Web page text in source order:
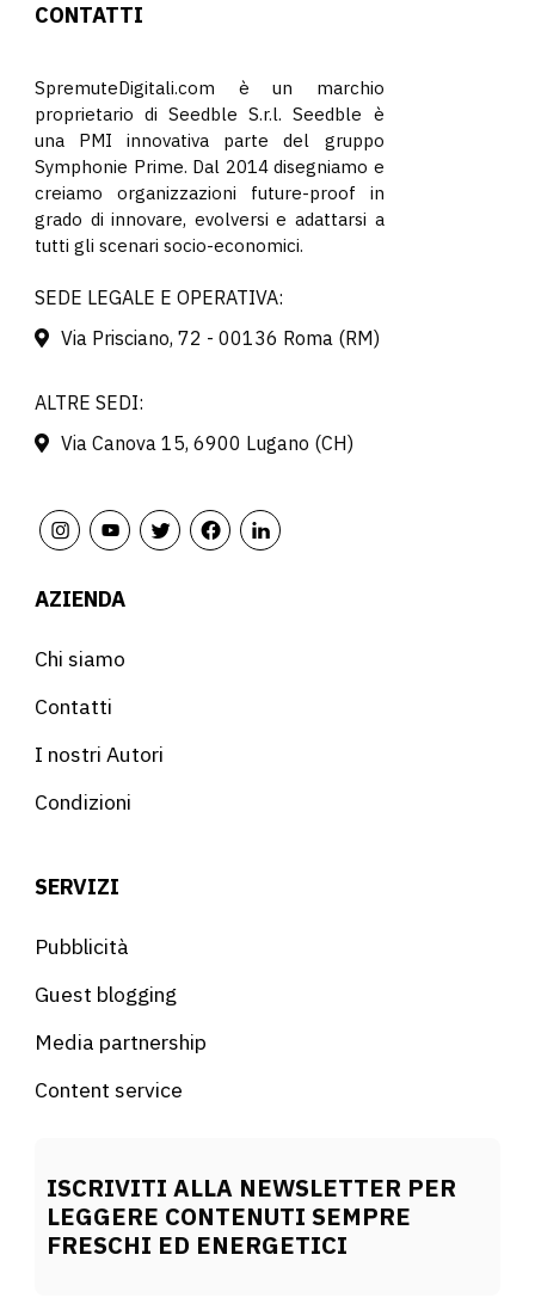
CONTATTI
SpremuteDigitali.com è un marchio
proprietario di Seedble S.r.l. Seedble è
una PMI innovativa parte del gruppo
Symphonie Prime. Dal 2014 disegniamo e
creiamo organizzazioni future-proof in
grado di innovare, evolversi e adattarsi a
tutti gli scenari socio-economici.
SEDE LEGALE E OPERATIVA:
Via Prisciano, 72 - 00136 Roma (RM)
ALTRE SEDI:
Via Canova 15, 6900 Lugano (CH)
AZIENDA
Chi siamo
Contatti
I nostri Autori
Condizioni
SERVIZI
Pubblicità
Guest blogging
Media partnership
Content service
ISCRIVITI ALLA NEWSLETTER PER
LEGGERE CONTENUTI SEMPRE
FRESCHI ED ENERGETICI